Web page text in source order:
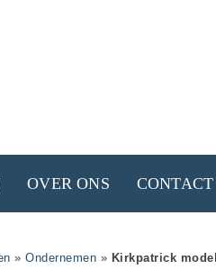
OVER ONS CONTACT
» Ondernemen » Kirkpatrick